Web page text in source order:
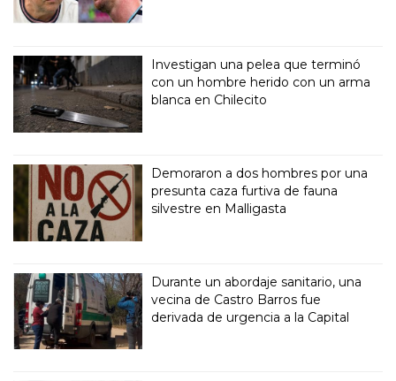
Investigan una pelea que terminó
con un hombre herido con un arma
blanca en Chilecito
Demoraron a dos hombres por una
presunta caza furtiva de fauna
silvestre en Malligasta
Durante un abordaje sanitario, una
vecina de Castro Barros fue
derivada de urgencia a la Capital